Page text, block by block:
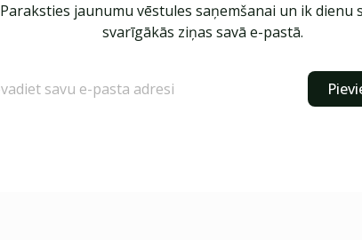
Paraksties jaunumu vēstules saņemšanai un ik dienu
svarīgākās ziņas savā e-pastā.